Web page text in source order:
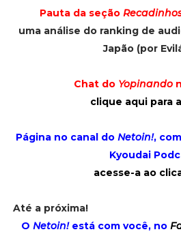
Pauta da seção
uma análise do ranking de
Japão (por
Chat do Yopinando
clique aqui para
Página no canal doNetoin!,
Kyoudai
acesse-a ao
Até a próxima!
ONetoin!está com você, no